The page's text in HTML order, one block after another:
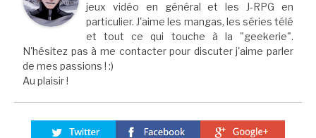
jeux vidéo en général et les J-RPG en
particulier. J'aime les mangas, les séries télé
et tout ce qui touche à la "geekerie".
N'hésitez pas à me contacter pour discuter j'aime parler
de mes passions ! :)
Au plaisir !